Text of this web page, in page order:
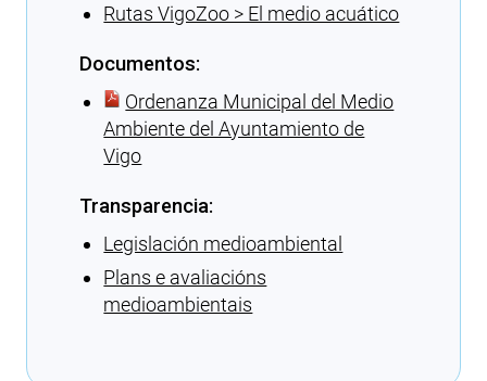
Rutas VigoZoo > El medio acuático
Documentos:
Ordenanza Municipal del Medio
Ambiente del Ayuntamiento de
Vigo
Transparencia:
Legislación medioambiental
Plans e avaliacións
medioambientais